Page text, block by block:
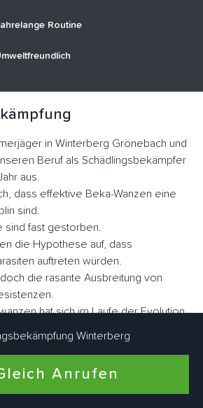
Routine
in Winterberg Grönebach und
Beruf als Schädlingsbekämpfer
aus.
dass effektive Beka-Wanzen eine
sind.
sind fast gestorben.
die Hypothese auf, dass
auftreten würden.
die rasante Ausbreitung von
hat sich im Laufe der Evolution
seinen Körper, was dazu
in vielen Ecken und Winkeln
ist verkümmert.
der Name, den der Klecks malte.
Winterberg
Anrufen